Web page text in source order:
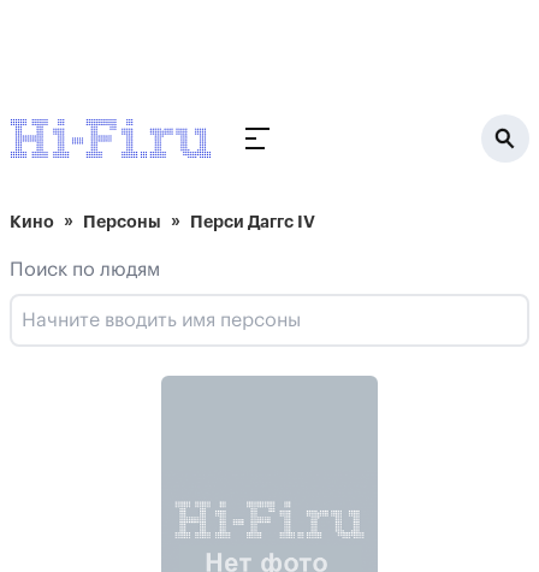
Кино Персоны Перси Даггс IV
Поиск по людям